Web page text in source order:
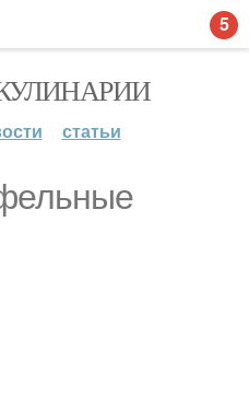
статьи
5